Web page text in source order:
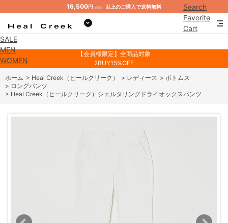
16,500円 （税込） 以上のご購入で送料無料
Search
Favorite
Cart
SALE
MEN
WOMEN
【会員様限定】全商品対象
2BUY15%OFF
ホーム > Heal Creek（ヒールクリーク） > レディース > ボトムス
> ロングパンツ
> Heal Creek（ヒールクリーク）シェルタリングドライオックスパンツ